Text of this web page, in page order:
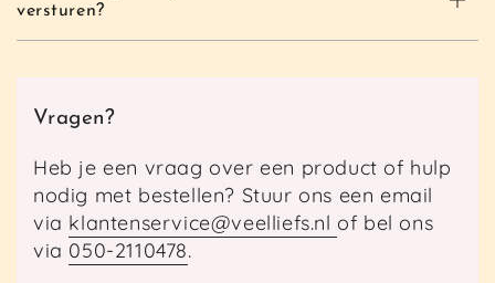
versturen?
Vragen?
Heb je een vraag over een product of hulp
nodig met bestellen? Stuur ons een email
via klantenservice@veelliefs.nl of bel ons
via 050-2110478.